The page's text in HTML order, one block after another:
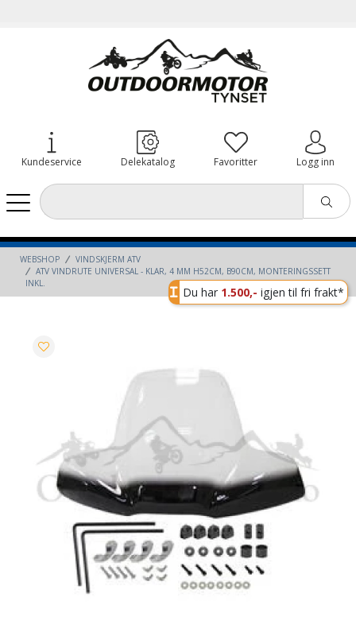
Kundeservice Delekatalog Favoritter Logg inn
WEBSHOP
VINDSKJERM ATV
ATV VINDRUTE UNIVERSAL - KLAR, 4 MM H52CM, B90CM, MONTERINGSSETT
INKL.
Du har 1.500,- igjen til fri frakt*